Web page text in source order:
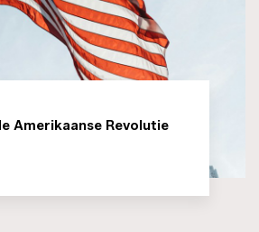
Amerikaanse Revolutie